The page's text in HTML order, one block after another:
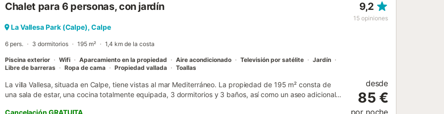
bomba de calor. Desde la piscina privada, podrá disfrutar de sus vistas al mar y a la montaña y podrá
Calpe. ¡No se la pierda! Más detalles: Dispone de un pequeño jardín, mobiliario de jardín, parcela sin
Chalet para 6 personas, con jardín 9,2
15 opiniones
La Vallesa Park (Calpe), Calpe
6 pers. 3 dormitorios 195 m² 1,4 km de la costa
Piscina exterior Wifi Aparcamiento en la propiedad Aire acondicionado Televisión por satélite
Jardín
Libre de barreras
Ropa de cama Propiedad vallada Toallas
La villa Vallesa, situada en Calpe, tiene vistas al mar Mediterráneo. La propiedad de 195 m² consta de
una sala de estar, una cocina totalmente equipada, 3 dormitorios y 3 baños, así como un aseo adicional y
Cancelación GRATUITA
desde
85 €
por noche